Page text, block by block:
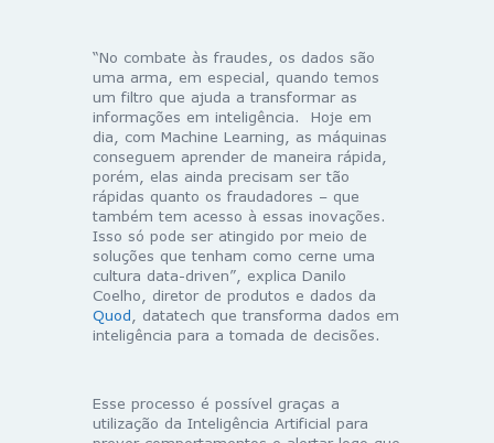
“No combate às fraudes, os dados são
uma arma, em especial, quando temos
um filtro que ajuda a transformar as
informações em inteligência. Hoje em
dia, com Machine Learning, as máquinas
conseguem aprender de maneira rápida,
porém, elas ainda precisam ser tão
rápidas quanto os fraudadores – que
também tem acesso à essas inovações.
Isso só pode ser atingido por meio de
soluções que tenham como cerne uma
cultura data-driven”, explica Danilo
Coelho, diretor de produtos e dados da
Quod, datatech que transforma dados em
inteligência para a tomada de decisões.
Esse processo é possível graças a
utilização da Inteligência Artificial para